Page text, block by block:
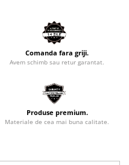
Comanda fara griji.
Avem schimb sau retur garantat.
Produse premium.
Materiale de cea mai buna calitate.